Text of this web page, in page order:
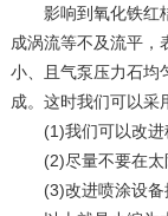
影响到氧化铁红桔
成涡流等不及流平，
小、且气泵压力石均
成。这时我们可以采
(1)我们可以改进
(2)尽量不要在太
(3)改进喷涂设备控